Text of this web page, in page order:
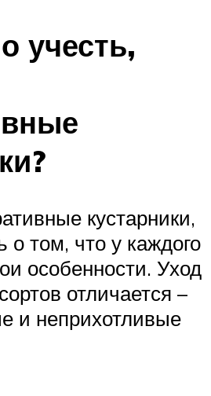
учесть,
кустарники,
о том, что у каждого
особенности. Уход
отличается –
и неприхотливые